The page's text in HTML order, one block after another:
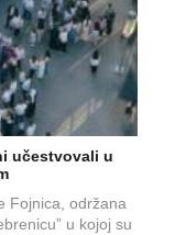
učestvovali u
Fojnica, održana
u kojoj su